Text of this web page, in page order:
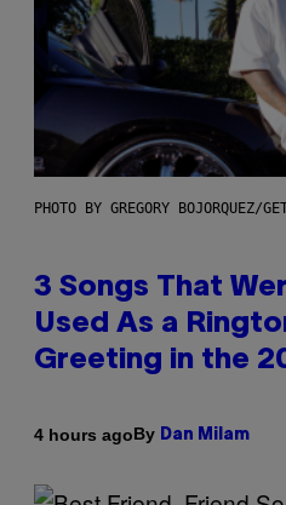
PHOTO BY GREGORY BOJORQUEZ/
3 Songs That
Used As a
Greeting in the
4 hours agoBy Dan Milam